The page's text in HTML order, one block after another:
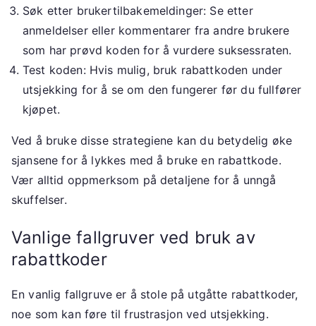
Søk etter brukertilbakemeldinger: Se etter
anmeldelser eller kommentarer fra andre brukere
som har prøvd koden for å vurdere suksessraten.
Test koden: Hvis mulig, bruk rabattkoden under
utsjekking for å se om den fungerer før du fullfører
kjøpet.
Ved å bruke disse strategiene kan du betydelig øke
sjansene for å lykkes med å bruke en rabattkode.
Vær alltid oppmerksom på detaljene for å unngå
skuffelser.
Vanlige fallgruver ved bruk av
rabattkoder
En vanlig fallgruve er å stole på utgåtte rabattkoder,
noe som kan føre til frustrasjon ved utsjekking.